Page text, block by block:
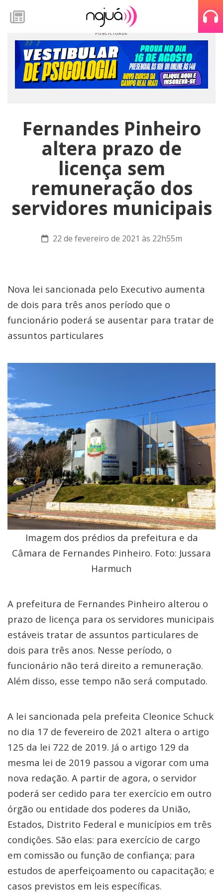
Fernandes Pinheiro
altera prazo de
licença sem
remuneração dos
servidores municipais
22 de fevereiro de 2021 às 22h55m
Nova lei sancionada pelo Executivo aumenta
de dois para três anos período que o
funcionário poderá se ausentar para tratar de
assuntos particulares
Imagem dos prédios da prefeitura e da
Câmara de Fernandes Pinheiro. Foto: Jussara
Harmuch
A prefeitura de Fernandes Pinheiro alterou o
prazo de licença para os servidores municipais
estáveis tratar de assuntos particulares de
dois para três anos. Nesse período, o
funcionário não terá direito a remuneração.
Além disso, esse tempo não será computado.
A lei sancionada pela prefeita Cleonice Schuck
no dia 17 de fevereiro de 2021 altera o artigo
125 da lei 722 de 2019. Já o artigo 129 da
mesma lei de 2019 passou a vigorar com uma
nova redação. A partir de agora, o servidor
poderá ser cedido para ter exercício em outro
órgão ou entidade dos poderes da União,
Estados, Distrito Federal e municípios em três
condições. São elas: para exercício de cargo
em comissão ou função de confiança; para
estudos de aperfeiçoamento ou capacitação; e
casos previstos em leis específicas.